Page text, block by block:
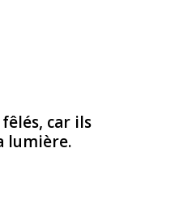
car ils
lumière.